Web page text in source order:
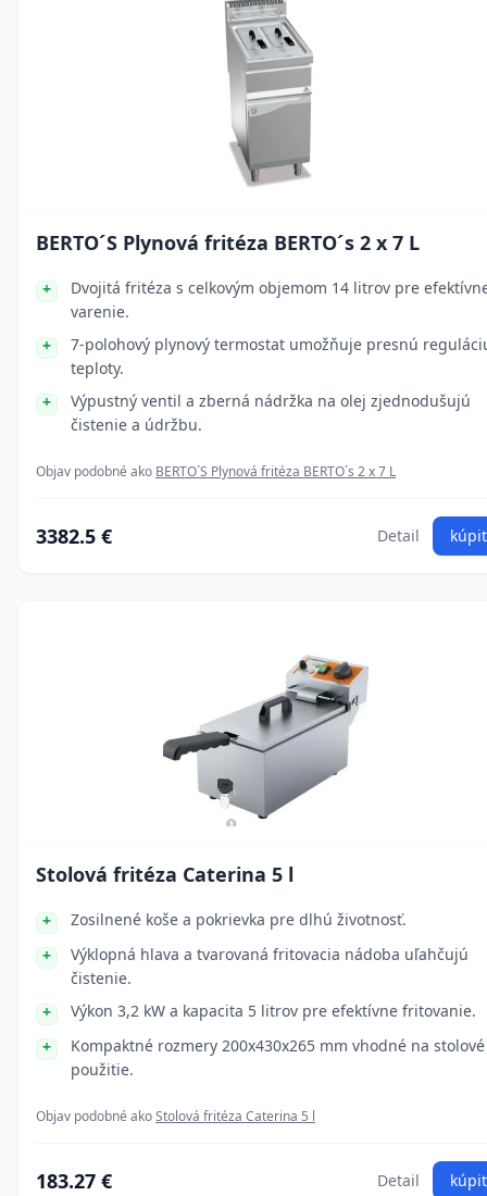
BERTO´S Plynová fritéza BERTO´s 2 x 7 L
Dvojitá fritéza s celkovým objemom 14 litrov pre
varenie.
7-polohový plynový termostat umožňuje presnú
teploty.
Výpustný ventil a zberná nádržka na olej zjednodušujú
čistenie a údržbu.
Objav podobné ako BERTO´S Plynová fritéza BERTO´s 2 x 7 L
3382.5 € Detail kúpiť
Stolová fritéza Caterina 5 l
Zosilnené koše a pokrievka pre dlhú životnosť.
Výklopná hlava a tvarovaná fritovacia nádoba uľahčujú
čistenie.
Výkon 3,2 kW a kapacita 5 litrov pre efektívne fritovanie.
Kompaktné rozmery 200x430x265 mm vhodné na stolové
použitie.
Objav podobné akoStolová fritéza Caterina 5 l
183.27 € Detail kúpiť